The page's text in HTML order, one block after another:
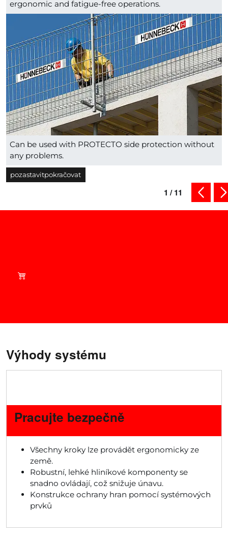
ergonomic and fatigue-free operations.
Can be used with PROTECTO side protection without
any problems.
pozastavitpokračovat
1 /11
Výhody systému
Pracujte bezpečně
Všechny kroky lze provádět ergonomicky ze
země.
Robustní, lehké hliníkové komponenty se
snadno ovládají, což snižuje únavu.
Konstrukce ochrany hran pomocí systémových
prvků